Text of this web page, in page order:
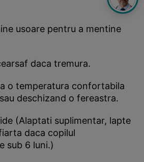
usoare pentru a mentine
daca tremura.
o temperatura confortabila
deschizand o fereastra.
(Alaptati suplimentar, lapte
daca copilul
sub 6 luni.)